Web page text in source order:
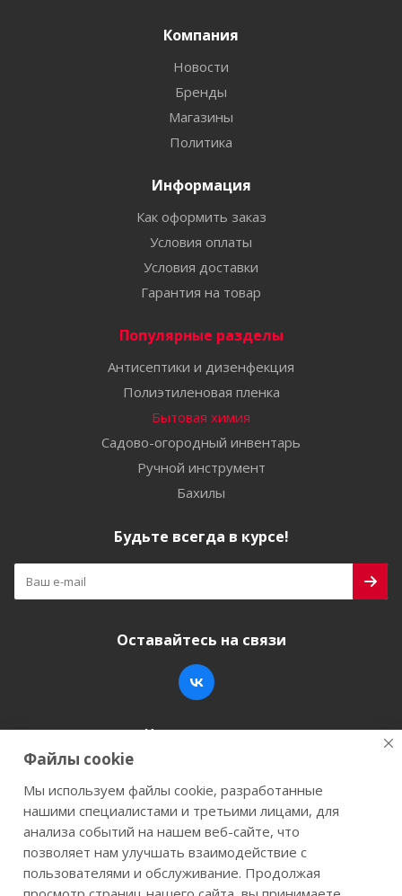
Компания
Новости
Бренды
Магазины
Политика
Информация
Как оформить заказ
Условия оплаты
Условия доставки
Гарантия на товар
Популярные разделы
Антисептики и дизенфекция
Полиэтиленовая пленка
Бытовая химия
Садово-огородный инвентарь
Ручной инструмент
Бахилы
Будьте всегда в курсе!
Оставайтесь на связи
Наши контакты
+7 (846) 200-05-15
г. Самара, ул. Заводское шоссе, 17
Файлы cookie
Мы используем файлы cookie, разработанные
нашими специалистами и третьими лицами, для
анализа событий на нашем веб-сайте, что
позволяет нам улучшать взаимодействие с
пользователями и обслуживание. Продолжая